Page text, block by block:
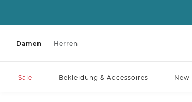
Damen Herren
Sale Bekleidung & Accessoires New